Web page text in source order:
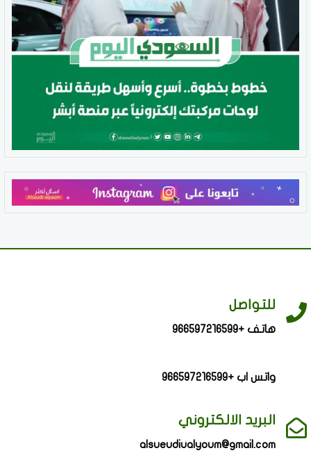
للتواصل
هاتف +966597216599
واتس اب +966597216599
البريد الالكتروني
alsueudiualyoum@gmail.com